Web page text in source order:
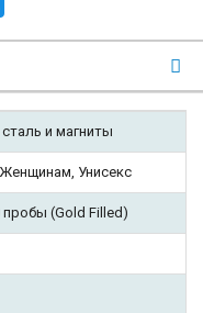
и магниты
Унисекс
(Gold Filled)